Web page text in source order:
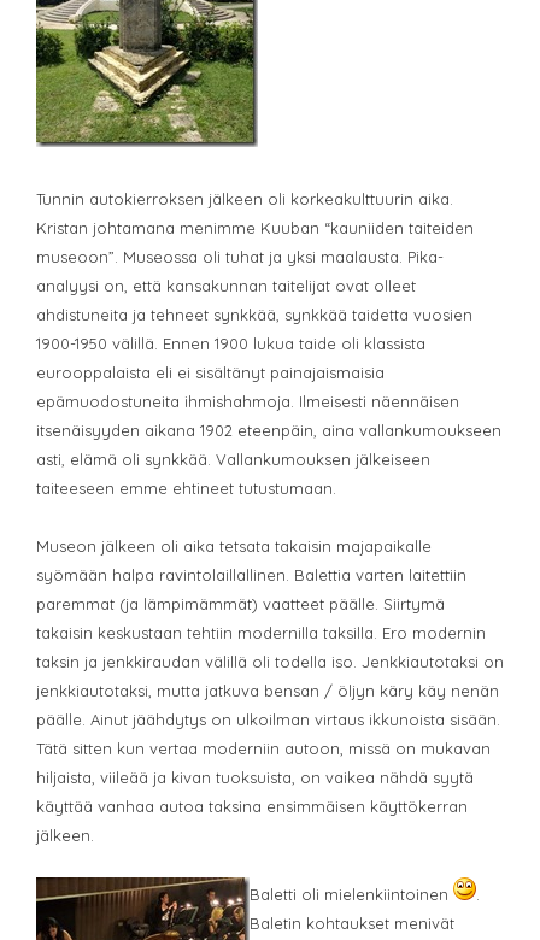
Tunnin autokierroksen jälkeen oli korkeakulttuurin aika.
Kristan johtamana menimme Kuuban “kauniiden taiteiden
museoon”. Museossa oli tuhat ja yksi maalausta. Pika-
analyysi on, että kansakunnan taitelijat ovat olleet
ahdistuneita ja tehneet synkkää, synkkää taidetta vuosien
1900-1950 välillä. Ennen 1900 lukua taide oli klassista
eurooppalaista eli ei sisältänyt painajaismaisia
epämuodostuneita ihmishahmoja. Ilmeisesti näennäisen
itsenäisyyden aikana 1902 eteenpäin, aina vallankumoukseen
asti, elämä oli synkkää. Vallankumouksen jälkeiseen
taiteeseen emme ehtineet tutustumaan.
Museon jälkeen oli aika tetsata takaisin majapaikalle
syömään halpa ravintolaillallinen. Balettia varten laitettiin
paremmat (ja lämpimämmät) vaatteet päälle. Siirtymä
takaisin keskustaan tehtiin modernilla taksilla. Ero modernin
taksin ja jenkkiraudan välillä oli todella iso. Jenkkiautotaksi on
jenkkiautotaksi, mutta jatkuva bensan / öljyn käry käy nenän
päälle. Ainut jäähdytys on ulkoilman virtaus ikkunoista sisään.
Tätä sitten kun vertaa moderniin autoon, missä on mukavan
hiljaista, viileää ja kivan tuoksuista, on vaikea nähdä syytä
käyttää vanhaa autoa taksina ensimmäisen käyttökerran
jälkeen.
Baletti oli mielenkiintoinen
Baletin kohtaukset menivät